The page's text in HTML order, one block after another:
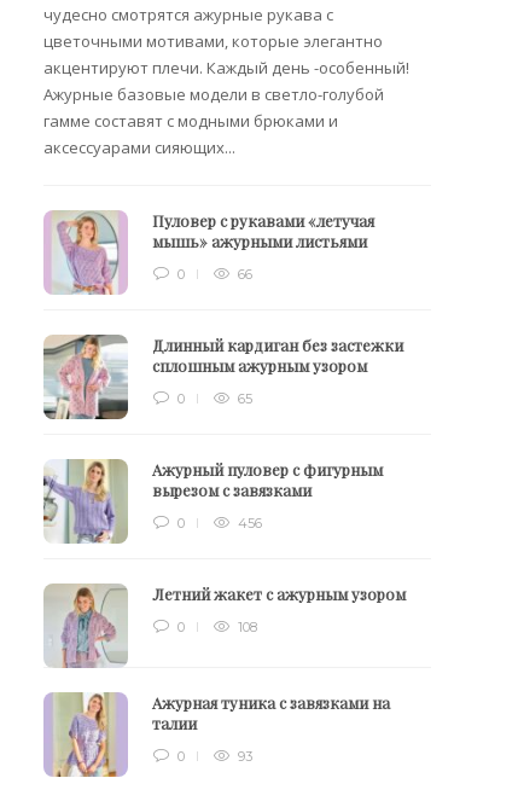
чудесно смотрятся ажурные рукава с
цветочными мотивами, которые элегантно
акцентируют плечи. Каждый день -особенный!
Ажурные базовые модели в светло-голубой
гамме составят с модными брюками и
аксессуарами сияющих...
Пуловер с рукавами «летучая
мышь» ажурными листьями
0 66
Длинный кардиган без застежки
сплошным ажурным узором
0 65
Ажурный пуловер с фигурным
вырезом с завязками
0 456
Летний жакет с ажурным узором
0 108
Ажурная туника с завязками на
талии
0 93